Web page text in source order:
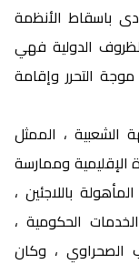
باسقاط الأنظمة
الدولية فهي
التحرر وإقامة
الشعبية ، الممثل
وممارسة
باللاجئين ،
الحكومية ،
الصحراوي ، وكان